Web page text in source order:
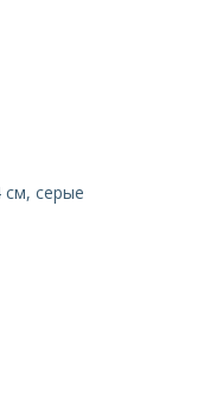
см, серые